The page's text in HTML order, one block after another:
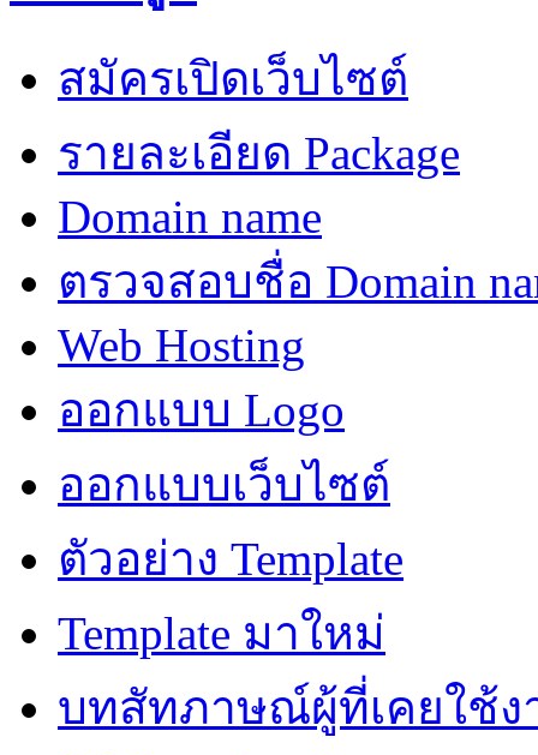
สมัครเปิดเว็บไซต์
รายละเอียด Package
Domain name
ตรวจสอบชื่อ Domain
Web Hosting
ออกแบบ Logo
ออกแบบเว็บไซต์
ตัวอย่าง Template
Template มาใหม่
บทสัทภาษณ์ผู้ที่เคยใช้ง